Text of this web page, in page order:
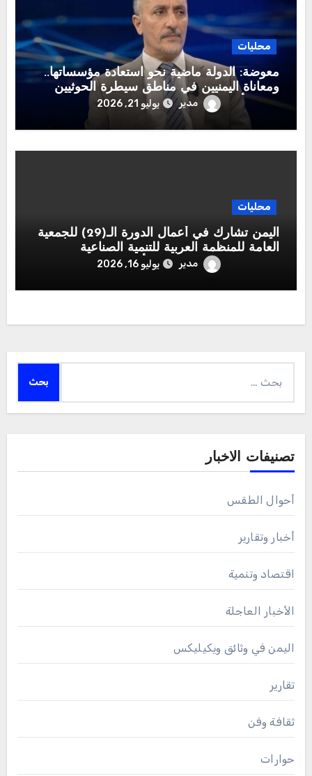
محليات
معوضة: الدولة ماضية نحو استعادة مؤسساتها..
ومعاناة اليمنيين في مناطق سيطرة الحوثيين
تتصدر أولويات القيادة الشرعية
مدير يوليو 21, 2026
محليات
اليمن تشارك في أعمال الدورة الـ(29) للجمعية
العامة للمنظمة العربية للتنمية الصناعية
والتقييس والتعدين بوفد يرأسه وزير الصناعة
مدير يوليو 16, 2026
عن:
تصنيفات الاخبار
أحوال الطقس
أخبار وتقارير
اقتصاد وتنمية
الأخبار العاجلة
اليمن في وثائق ويكيليكس
تقارير
ثقافة وفن
حوارات